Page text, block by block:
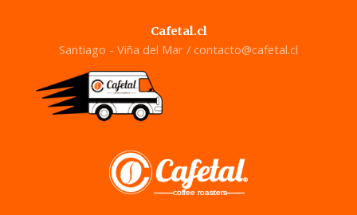
Cafetal.cl
Santiago - Viña del Mar / contacto@cafetal.cl